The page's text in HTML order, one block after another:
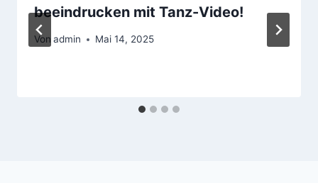
beeindrucken mit Tanz-Video!
Von admin Mai 14, 2025